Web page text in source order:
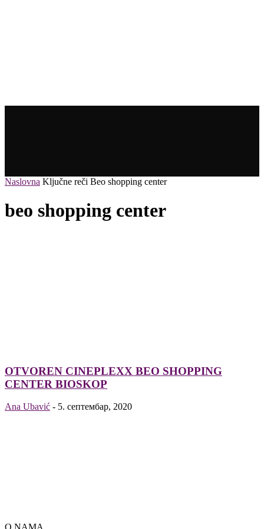
Naslovna Ključne reči Beo shopping center
beo shopping center
OTVOREN CINEPLEXX BEO SHOPPING
CENTER BIOSKOP
Ana Ubavić - 5. септембар, 2020